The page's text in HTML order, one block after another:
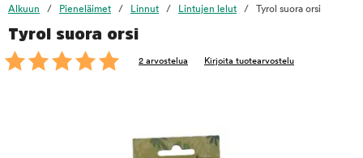
Alkuun Pieneläimet Linnut Lintujen lelut Tyrol suora orsi
Tyrol suora orsi
2 arvostelua Kirjoita tuotearvostelu
foo